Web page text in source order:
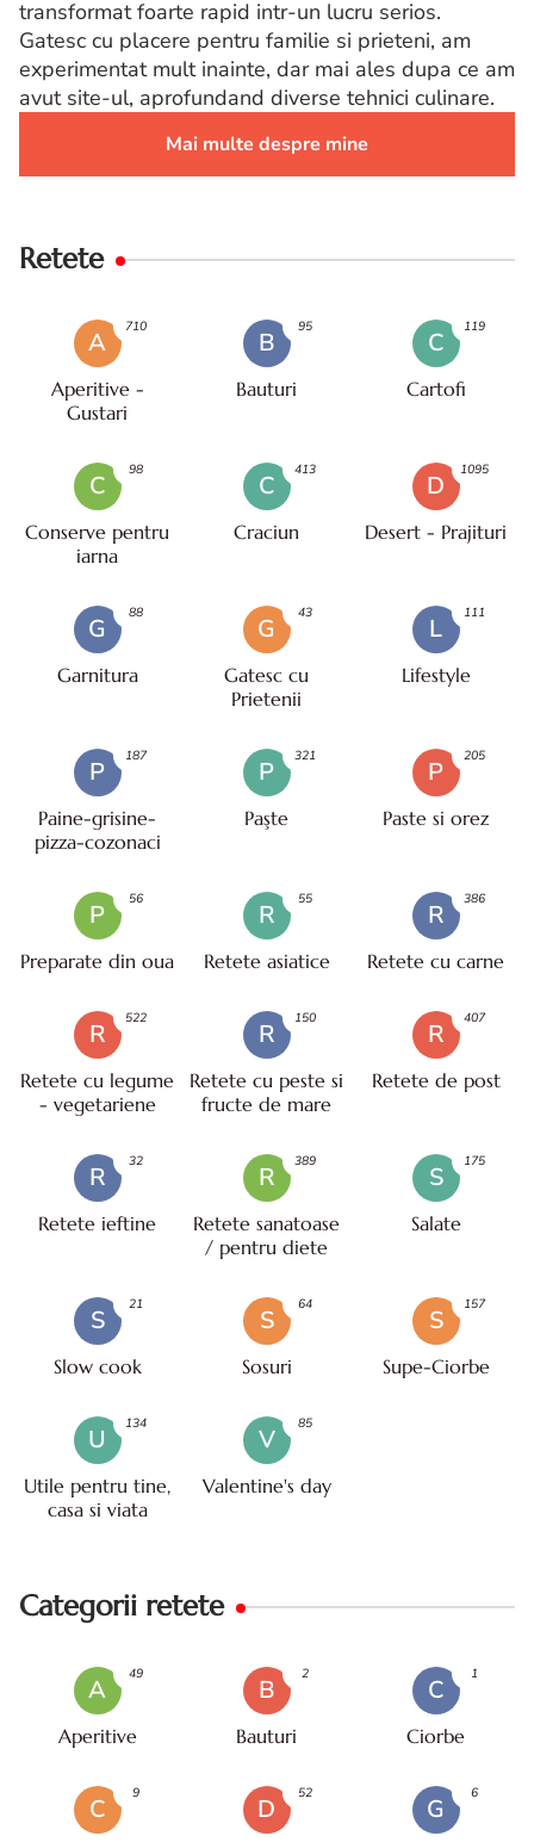
transformat foarte rapid intr-un lucru serios.
Gatesc cu placere pentru familie si prieteni, am
experimentat mult inainte, dar mai ales dupa ce am
avut site-ul, aprofundand diverse tehnici culinare.
Mai multe despre mine
Retete
A
Aperitive -
Gustari
710
B
Bauturi
95
C
Cartofi
119
C
Conserve pentru
iarna
98
C
Craciun
413
D
Desert - Prajituri
1095
G
Garnitura
88
G
Gatesc cu
Prietenii
43
L
Lifestyle
111
P
Paine-grisine-
pizza-cozonaci
187
P
Paşte
321
P
Paste si orez
205
P
Preparate din oua
56
R
Retete asiatice
55
R
Retete cu carne
386
R
Retete cu legume
- vegetariene
522
R
Retete cu peste si
fructe de mare
150
R
Retete de post
407
R
Retete ieftine
32
R
Retete sanatoase
/ pentru diete
389
S
Salate
175
S
Slow cook
21
S
Sosuri
64
S
Supe-Ciorbe
157
U
Utile pentru tine,
casa si viata
134
V
Valentine's day
85
Categorii retete
A
Aperitive
49
B
Bauturi
2
C
Ciorbe
1
C
9
D
52
G
6